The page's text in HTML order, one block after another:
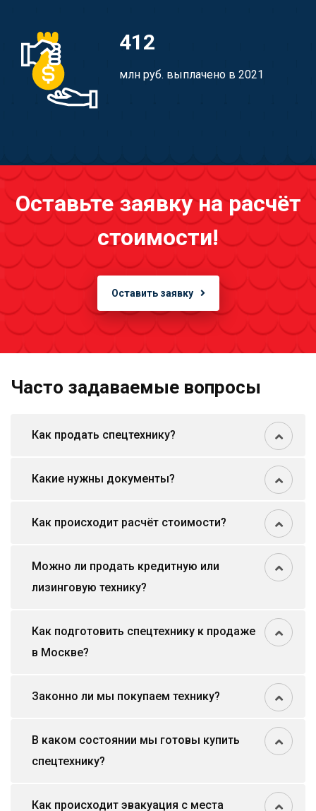
412
млн руб. выплачено в 2021
Оставьте заявку на расчёт
стоимости!
Оставить заявку
Часто задаваемые вопросы
Как продать спецтехнику?
Какие нужны документы?
Как происходит расчёт стоимости?
Можно ли продать кредитную или
лизинговую технику?
Как подготовить спецтехнику к продаже
в Москве?
Законно ли мы покупаем технику?
В каком состоянии мы готовы купить
спецтехнику?
Как происходит эвакуация с места